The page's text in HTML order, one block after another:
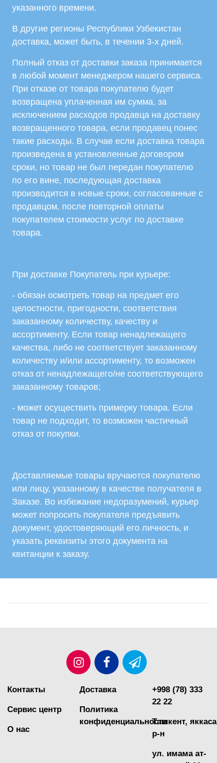
указанного времени.
В другие регионы Республики Узбекистан
доставка, может быть, в течении 3-х дней.
Полный отказ от доставки заказа принимается
в любой момент менеджером нашего сервиса.
При отказе от товара покупателю будет
возвращена уплаченная им сумма, за
исключением расходов продавца на доставку
возвращенного товара, если продавец понес
такие расходы. В случае если доставка товара
произведена в установленные договором
сроки, но товар не был передан покупателю
по его вине, последующая доставка
производится в новые сроки, согласованные с
продавцом, после повторной оплаты
покупателем стоимости услуг по доставке
товара.
При доставке Покупатель при курьере:
- обязан осмотреть товар на предмет его
целостности, пригодности, соответствия
заказанному количеству, качеству и
ассортименту. Если товар ненадлежащего
качества, либо не соответствует заказанному
количеству и/или ассортименту, то возможен
отказ от ненадлежащего/не соответствующего
заказанному товаров;
- может осуществить примерку товара. Если
товар не подходит, то возможен частичный
отказ от покупки.
Доставляемые товары вручаются покупателю
или лицу, указанному в качестве получателя в
Заказе. Во избежание недоразумений, курьер
может попросить покупателя предъявить
документ, удостоверяющий его личность, и
указать реквизиты этого документа на
квитанции к заказу.
Контакты
Сервис центр
О нас
Доcтавка
Политика
конфиденциальности
+998 (78) 333
22 22
Ташкент,
р-н
ул. имама ат-